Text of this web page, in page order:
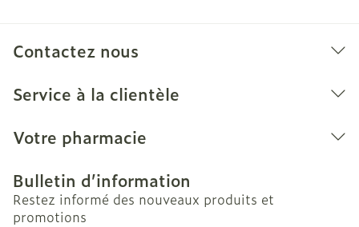
Contactez nous
Service à la clientèle
Votre pharmacie
Bulletin d’information
Restez informé des nouveaux produits et
promotions